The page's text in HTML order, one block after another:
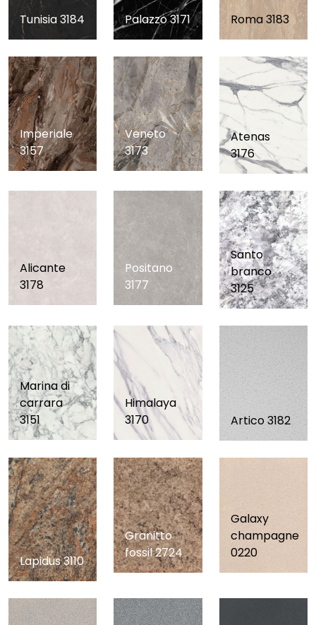
Tunisia 3184 Palazzo 3171 Roma 3183
Imperiale
3157
Veneto
3173
Atenas
3176
Alicante
3178
Positano
3177
Santo
branco
3125
Marina di
carrara
3151
Himalaya
3170
Artico 3182
Lapidus 3110
Granitto
fossil 2724
Galaxy
champagne
0220